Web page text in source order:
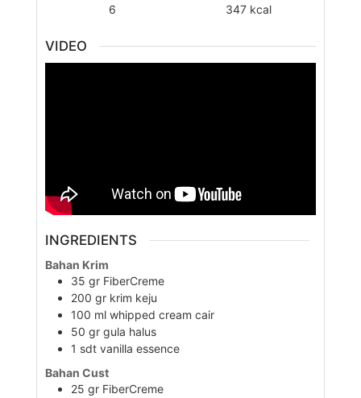
6
347 kcal
VIDEO
INGREDIENTS
Bahan Krim
35 gr FiberCreme
200 gr krim keju
100 ml whipped cream cair
50 gr gula halus
1 sdt vanilla essence
Bahan Cust
25 gr FiberCreme